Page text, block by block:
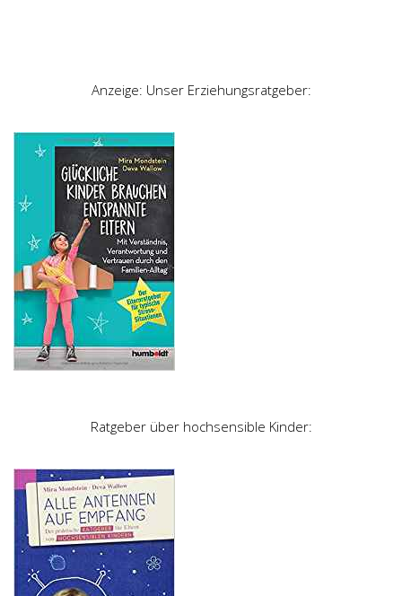
Anzeige: Unser Erziehungsratgeber:
Ratgeber über hochsensible Kinder: